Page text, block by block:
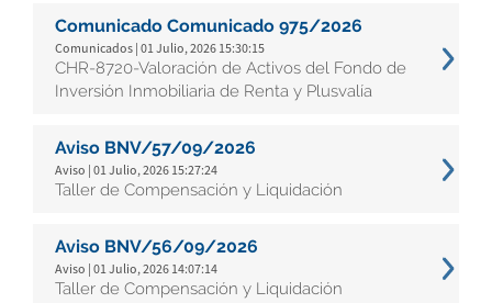
Comunicado Comunicado 975/2026
Comunicados | 01 Julio, 2026 15:30:15
CHR-8720-Valoración de Activos del Fondo de
Inversión Inmobiliaria de Renta y Plusvalía
Aviso BNV/57/09/2026
Aviso | 01 Julio, 2026 15:27:24
Taller de Compensación y Liquidación
Aviso BNV/56/09/2026
Aviso | 01 Julio, 2026 14:07:14
Taller de Compensación y Liquidación